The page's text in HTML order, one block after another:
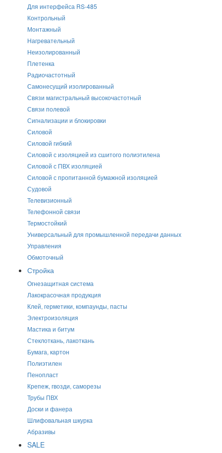
Для интерфейса RS-485
Контрольный
Монтажный
Нагревательный
Неизолированный
Плетенка
Радиочастотный
Самонесущий изолированный
Связи магистральный высокочастотный
Связи полевой
Сигнализации и блокировки
Силовой
Силовой гибкий
Силовой с изоляцией из сшитого полиэтилена
Силовой с ПВХ изоляцией
Силовой с пропитанной бумажной изоляцией
Судовой
Телевизионный
Телефонной связи
Термостойкий
Универсальный для промышленной передачи данных
Управления
Обмоточный
Стройка
Огнезащитная система
Лакокрасочная продукция
Клей, герметики, компаунды, пасты
Электроизоляция
Мастика и битум
Стеклоткань, лакоткань
Бумага, картон
Полиэтилен
Пенопласт
Крепеж, гвозди, саморезы
Трубы ПВХ
Доски и фанера
Шлифовальная шкурка
Абразивы
SALE